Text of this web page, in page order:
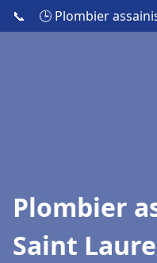
📞 🕒 Plombier
Plombier
Saint